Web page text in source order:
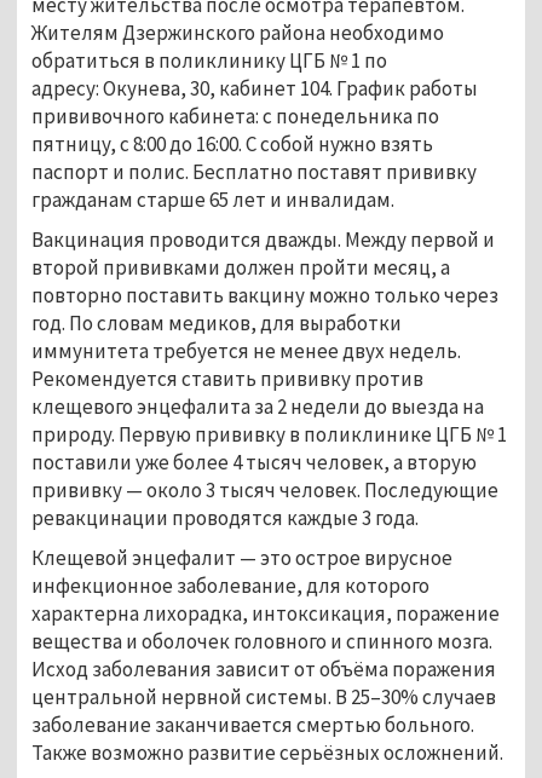
месту жительства после осмотра терапевтом.
Жителям Дзержинского района необходимо
обратиться в поликлинику ЦГБ № 1 по
адресу: Окунева, 30, кабинет 104. График работы
прививочного кабинета: с понедельника по
пятницу, с 8:00 до 16:00. С собой нужно взять
паспорт и полис. Бесплатно поставят прививку
гражданам старше 65 лет и инвалидам.
Вакцинация проводится дважды. Между первой и
второй прививками должен пройти месяц, а
повторно поставить вакцину можно только через
год. По словам медиков, для выработки
иммунитета требуется не менее двух недель.
Рекомендуется ставить прививку против
клещевого энцефалита за 2 недели до выезда на
природу. Первую прививку в поликлинике ЦГБ № 1
поставили уже более 4 тысяч человек, а вторую
прививку — около 3 тысяч человек. Последующие
ревакцинации проводятся каждые 3 года.
Клещевой энцефалит — это острое вирусное
инфекционное заболевание, для которого
характерна лихорадка, интоксикация, поражение
вещества и оболочек головного и спинного мозга.
Исход заболевания зависит от объёма поражения
центральной нервной системы. В 25–30% случаев
заболевание заканчивается смертью больного.
Также возможно развитие серьёзных осложнений.